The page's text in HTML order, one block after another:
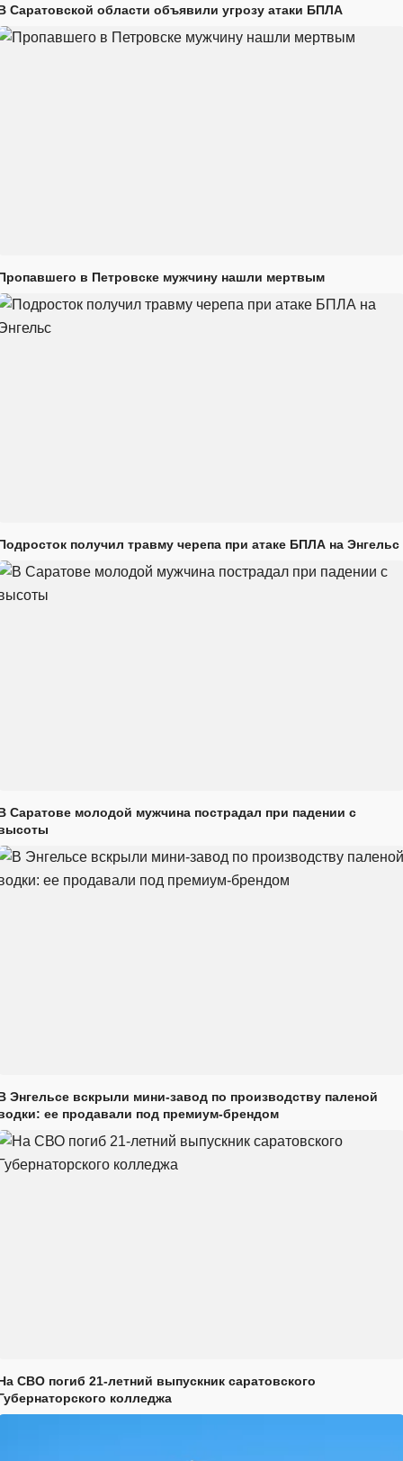
Саратовской области объявили угрозу атаки БПЛА
в Петровске мужчину нашли мертвым
получил травму черепа при атаке БПЛА на Энгельс
Саратове молодой мужчина пострадал при падении с
Энгельсе вскрыли мини-завод по производству паленой
ее продавали под премиум-брендом
СВО погиб 21-летний выпускник саратовского
колледжа